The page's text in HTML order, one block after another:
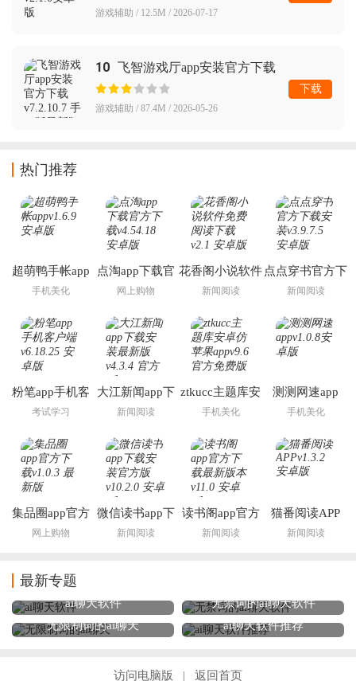
游戏辅助 / 12.5M / 2026-07-17
10 飞智游戏厅app安装官方下载
游戏辅助 / 87.4M / 2026-05-26
下载
热门推荐
超萌鸭手帐app
手机美化
点淘app下载官
方下载
网上购物
花香阁小说软件
免费阅读下载
新闻阅读
点点穿书官方下
载安装
新闻阅读
粉笔app手机客
户端
考试学习
大江新闻app下
载安装最新版
新闻阅读
ztkucc主题库安
卓仿苹果app
手机美化
测测网速app
手机美化
集品圈app官方
下载
网上购物
微信读书app下
载安装官方版
新闻阅读
读书阁app官方
下载最新版本
新闻阅读
猫番阅读APP
新闻阅读
最新专题
ai聊天软件
无禁词的ai聊天软件
无限制词的ai聊天
ai聊天软件推荐
访问电脑版 返回首页